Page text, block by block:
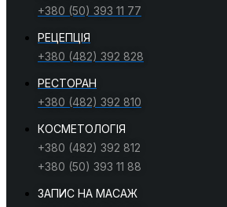
+380 (50) 393 11 77
РЕЦЕПЦІЯ
+380 (482) 392 828
РЕСТОРАН
+380 (482) 392 810
КОСМЕТОЛОГІЯ
+380 (482) 392 812
+380 (50) 393 11 88
ЗАПИС НА МАСАЖ